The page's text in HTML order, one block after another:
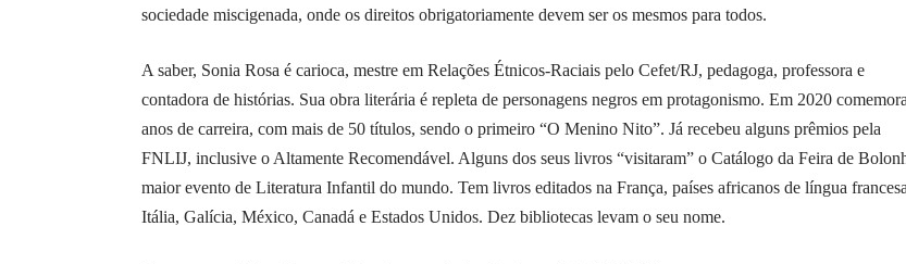
sociedade miscigenada, onde os direitos obrigatoriamente devem ser os mesmos para todos.
A saber, Sonia Rosa é carioca, mestre em Relações Étnicos-Raciais pelo Cefet/RJ, pedagoga, professora e
contadora de histórias. Sua obra literária é repleta de personagens negros em protagonismo. Em 2020
anos de carreira, com mais de 50 títulos, sendo o primeiro “O Menino Nito”. Já recebeu alguns prêmios pela
FNLIJ, inclusive o Altamente Recomendável. Alguns dos seus livros “visitaram” o Catálogo da Feira de
maior evento de Literatura Infantil do mundo. Tem livros editados na França, países africanos de língua
Itália, Galícia, México, Canadá e Estados Unidos. Dez bibliotecas levam o seu nome.